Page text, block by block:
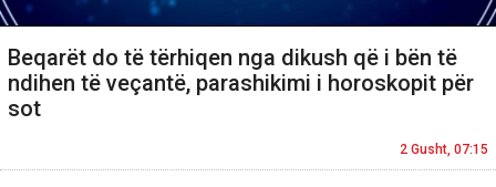
Beqarët do të tërhiqen nga dikush që i bën të
ndihen të veçantë, parashikimi i horoskopit për
sot
2 Gusht, 07:15